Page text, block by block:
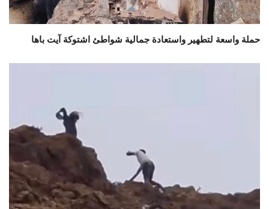
حملة واسعة لتطهير واستعادة جمالية شواطئ اشتوكة آيت باها